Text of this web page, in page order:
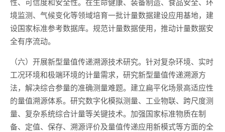
境监测、气候变化等领域培育一批计量数据建设应用基地，建
设国家标准参考数据库。规范计量数据使用，推动计量数据安
全有序流动。
（六）开展新型量值传递溯源技术研究。针对复杂环境、实时
工况环境和极端环境的计量需求，研究新型量值传递溯源方
法，解决综合参量的准确测量难题。建立扁平化场景高适应性
的量值溯源体系。研究数字化模拟测量、工业物联、跨尺度测
量、复杂系统综合计量等关键技术。加强国家标准物质在制
备、定值、保存、溯源评价及量值传递应用新模式等方面的全